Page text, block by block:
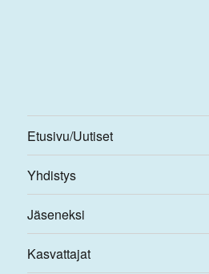
Etusivu/Uutiset
Yhdistys
Jäseneksi
Kasvattajat